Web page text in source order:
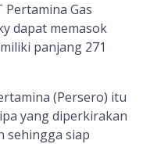
Pertamina Gas
dapat memasok
panjang 271
(Persero) itu
yang diperkirakan
sehingga siap